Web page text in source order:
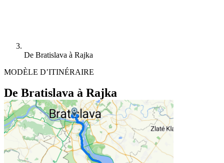
De Bratislava à Rajka
MODÈLE D’ITINÉRAIRE
De Bratislava à Rajka